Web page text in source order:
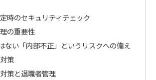
時のセキュリティチェック
の重要性
ない「内部不正」というリスクへの備え
策
策と退職者管理